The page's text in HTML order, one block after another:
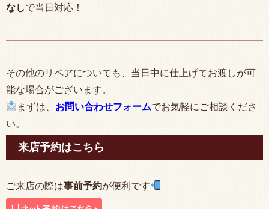
なしで当日対応！
その他のリペアについても、当日中に仕上げてお渡しが可
能な場合がございます。
まずは、 お問い合わせフォームでお気軽にご相談くださ
い。
来店予約はこちら
ご来店の際は事前予約が便利です